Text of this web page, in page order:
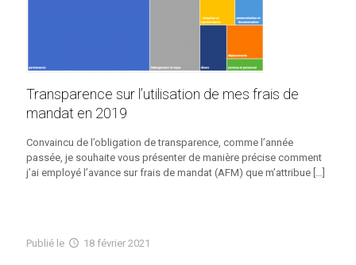
Transparence sur l’utilisation de mes frais de
mandat en 2019
Convaincu de l’obligation de transparence, comme l’année
passée, je souhaite vous présenter de manière précise comment
j’ai employé l’avance sur frais de mandat (AFM) que m’attribue […]
Publié le 18 février 2021